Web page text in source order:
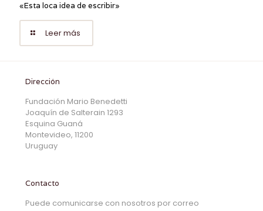
«Esta loca idea de escribir»
Leer más
Dirección
Fundación Mario Benedetti
Joaquín de Salterain 1293
Esquina Guaná
Montevideo, 11200
Uruguay
Contacto
Puede comunicarse con nosotros por correo